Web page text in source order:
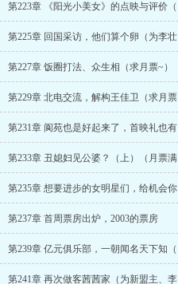
第223章 《阳光小美女》的点映与评价（
第225章 回国采访，他们算个卵（为李壮
第227章 饭圈打法、众生相（求月票~）
第229章 北电交流，解构王佳卫（求月票
第231章 阆苑也是好起来了，首映礼也有
第233章 丑媳妇见公婆？（上）（月票满
第235章 想要进步的女明星们，给机会你
第237章 首周票房出炉，2003的票房
第239章 亿元俱乐部，一朝闻名天下知（
第241章 再次做客茜茜家（为新盟主、李